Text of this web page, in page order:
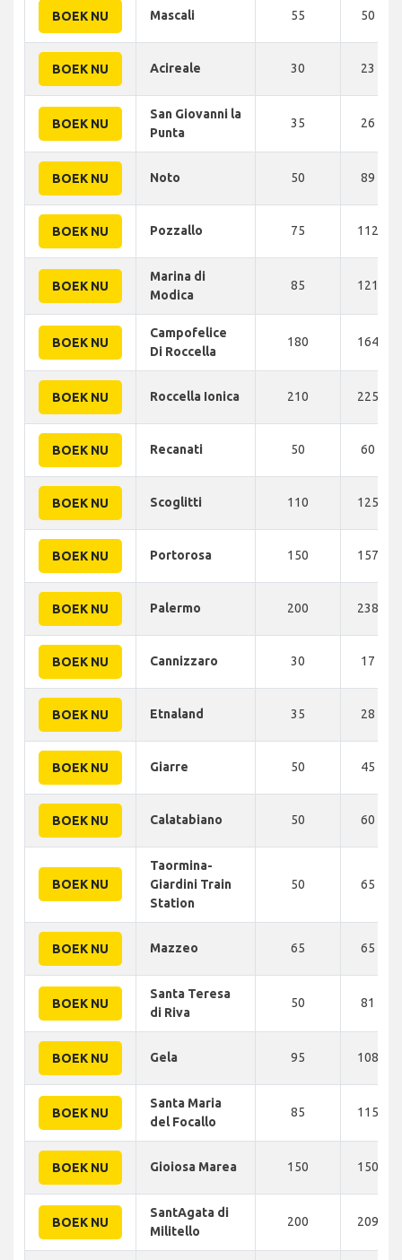
BOEK NU Mascali 55 50 KM
BOEK NU Acireale 30 23 KM
BOEK NU
San Giovanni la
Punta
35 26 KM
BOEK NU Noto 50 89 KM
BOEK NU Pozzallo 75 112 KM
BOEK NU
Marina di
Modica
85 121 KM
BOEK NU
Campofelice
Di Roccella
180 164 KM
BOEK NU Roccella Ionica 210 225 KM
BOEK NU Recanati 50 60 KM
BOEK NU Scoglitti 110 125 KM
BOEK NU Portorosa 150 157 KM
BOEK NU Palermo 200 238 KM
BOEK NU Cannizzaro 30 17 KM
BOEK NU Etnaland 35 28 KM
BOEK NU Giarre 50 45 KM
BOEK NU Calatabiano 50 60 KM
BOEK NU
Taormina-
Giardini Train
Station
50 65 KM
BOEK NU Mazzeo 65 65 KM
BOEK NU
Santa Teresa
di Riva
50 81 KM
BOEK NU Gela 95 108 KM
BOEK NU
Santa Maria
del Focallo
85 115 KM
BOEK NU Gioiosa Marea 150 150 KM
BOEK NU
SantAgata di
Militello
200 209 KM